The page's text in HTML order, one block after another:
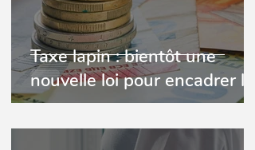
Taxe lapin : bientôt une
nouvelle loi pour encadrer les
rendez-vous non honorés ?